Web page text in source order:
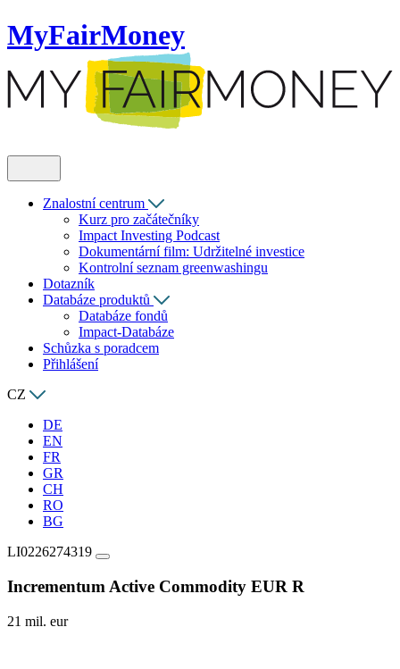
MyFairMoney
Znalostní centrum
Kurz pro začátečníky
Impact Investing Podcast
Dokumentární film: Udržitelné investice
Kontrolní seznam greenwashingu
Dotazník
Databáze produktů
Databáze fondů
Impact-Databáze
Schůzka s poradcem
Přihlášení
CZ
DE
EN
FR
GR
CH
RO
BG
LI0226274319
Incrementum Active Commodity EUR R
21 mil. eur